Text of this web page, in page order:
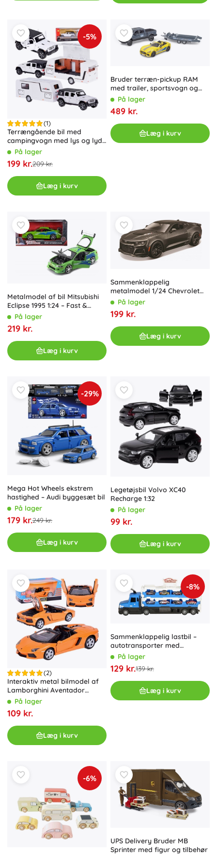
-5%
(1)
Terrængående bil med
campingvogn med lys og lyde
1:32 – hvid
På lager
199 kr.209 kr.
Læg i kurv
Bruder terræn-pickup RAM
med trailer, sportsvogn og
figurPå lager
489 kr.
Læg i kurv
Metalmodel af bil Mitsubishi
Eclipse 1995 1:24 – Fast &
Furious
På lager
219 kr.
Læg i kurv
Sammenklappelig
metalmodel 1/24 Chevrolet
Camaro ZL1
På lager
199 kr.
Læg i kurv
-29%
Mega Hot Wheels ekstrem
hastighed – Audi byggesæt bil
På lager
179 kr.249 kr.
Læg i kurv
Legetøjsbil Volvo XC40
Recharge 1:32
På lager
99 kr.
Læg i kurv
(2)
Interaktiv metal bilmodel af
Lamborghini Aventador
Roadster
På lager
109 kr.
Læg i kurv
-8%
Sammenklappelig lastbil –
autotransporter med
racerbane, 10 små biler, blå
På lager
129 kr.139 kr.
Læg i kurv
-6%
UPS Delivery Bruder MB
Sprinter med figur og tilbehør